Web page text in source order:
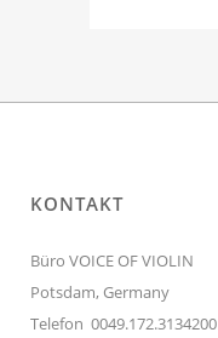
KONTAKT
Büro VOICE OF VIOLIN
Potsdam, Germany
Telefon 0049.172.3134200